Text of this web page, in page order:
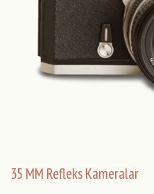
35 MM Refleks Kameralar